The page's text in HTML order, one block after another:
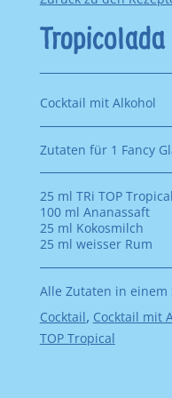
Tropicolada
Cocktail mit Alkohol
Zutaten für 1 Fancy
25 ml TRi TOP Tropical
100 ml Ananassaft
25 ml Kokosmilch
25 ml weisser Rum
Alle Zutaten in einem
Kategorisiert
als
Cocktail, Cocktail mit
TOP Tropical